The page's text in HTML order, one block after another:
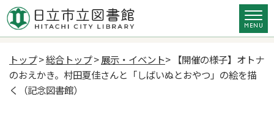
トップ>総合トップ>展示・イベント> 【開催の様子】オトナ
のおえかき。村田夏佳さんと「しばいぬとおやつ」の絵を描
く（記念図書館）